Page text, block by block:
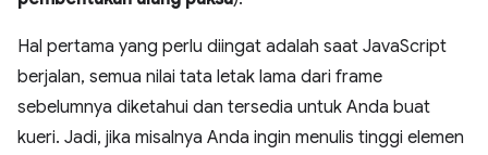
Hal pertama yang perlu diingat adalah saat JavaScript
berjalan, semua nilai tata letak lama dari frame
sebelumnya diketahui dan tersedia untuk Anda buat
kueri. Jadi, jika misalnya Anda ingin menulis tinggi elemen